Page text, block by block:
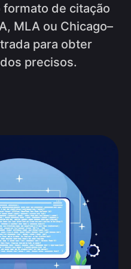
de citação
MLA ou Chicago–
para obter
precisos.